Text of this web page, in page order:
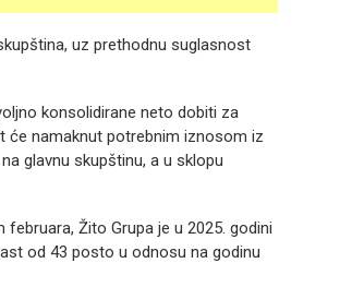
uz prethodnu suglasnost
konsolidirane neto dobiti za
će namaknut potrebnim iznosom iz
glavnu skupštinu, a u sklopu
Žito Grupa je u 2025. godini
od 43 posto u odnosu na godinu